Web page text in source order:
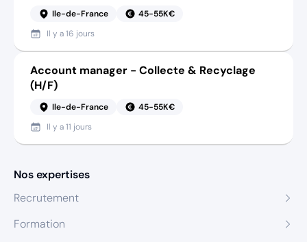
Ile-de-France
45-55K€
Il y a16 jours
Account manager - Collecte & Recyclage
(H/F)
Ile-de-France
45-55K€
Il y a11 jours
Nos expertises
Recrutement
Formation